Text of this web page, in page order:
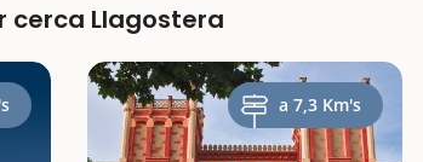
cerca Llagostera
a 7,3 Km's